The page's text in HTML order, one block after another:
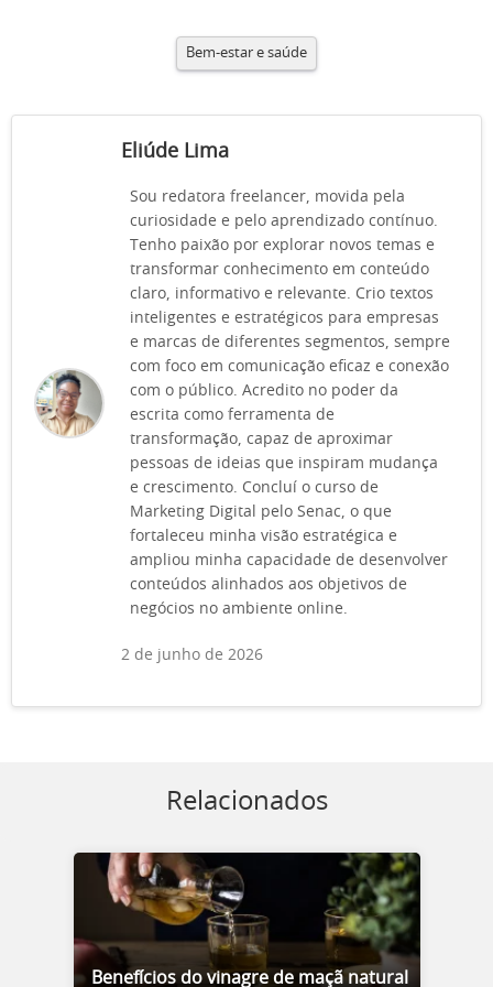
Bem-estar e saúde
Eliúde Lima
Sou redatora freelancer, movida pela
curiosidade e pelo aprendizado contínuo.
Tenho paixão por explorar novos temas e
transformar conhecimento em conteúdo
claro, informativo e relevante. Crio textos
inteligentes e estratégicos para empresas
e marcas de diferentes segmentos, sempre
com foco em comunicação eficaz e conexão
com o público. Acredito no poder da
escrita como ferramenta de
transformação, capaz de aproximar
pessoas de ideias que inspiram mudança
e crescimento. Concluí o curso de
Marketing Digital pelo Senac, o que
fortaleceu minha visão estratégica e
ampliou minha capacidade de desenvolver
conteúdos alinhados aos objetivos de
negócios no ambiente online.
2 de junho de 2026
Relacionados
Benefícios do vinagre de maçã natural